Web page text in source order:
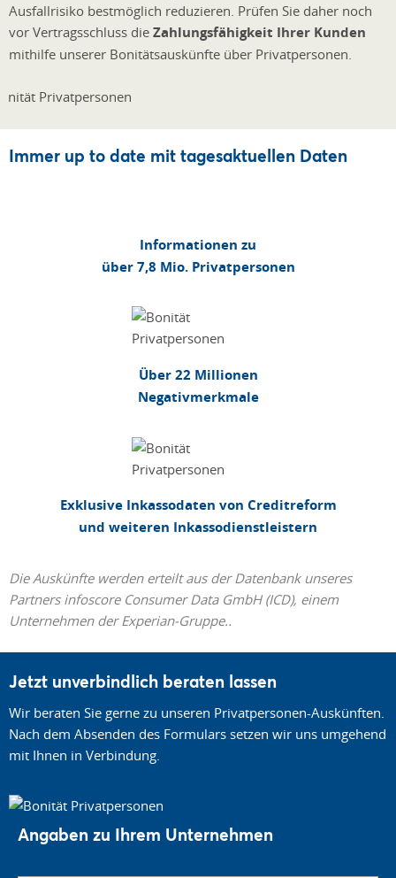
Ausfallrisiko bestmöglich reduzieren. Prüfen Sie daher noch
vor Vertragsschluss die Zahlungsfähigkeit Ihrer Kunden
mithilfe unserer Bonitätsauskünfte über Privatpersonen.
Immer up to date mit tagesaktuellen Daten
Informationen zu
über 7,8 Mio. Privatpersonen
Über 22 Millionen
Negativmerkmale
Exklusive Inkassodaten von Creditreform
und weiteren Inkassodienstleistern
Die Auskünfte werden erteilt aus der Datenbank unseres
Partners infoscore Consumer Data GmbH (ICD), einem
Unternehmen der Experian-Gruppe..
Jetzt unverbindlich beraten lassen
Wir beraten Sie gerne zu unseren Privatpersonen-Auskünften.
Nach dem Absenden des Formulars setzen wir uns umgehend
mit Ihnen in Verbindung.
Angaben zu Ihrem Unternehmen